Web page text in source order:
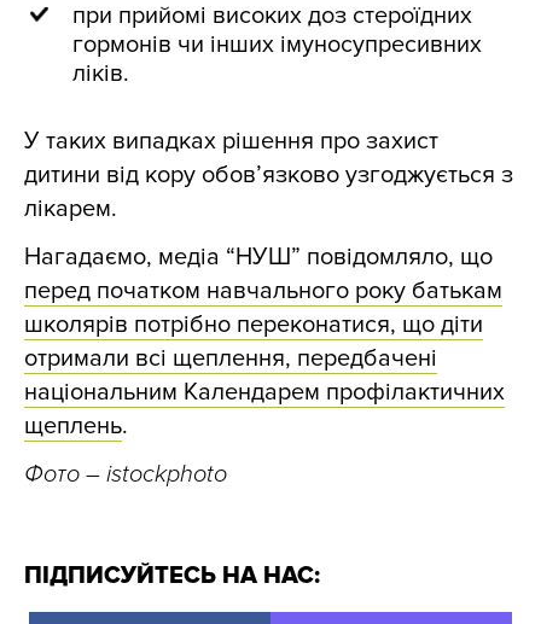
при прийомі високих доз стероїдних
гормонів чи інших імуносупресивних
ліків.
У таких випадках рішення про захист
дитини від кору обов’язково узгоджується з
лікарем.
Нагадаємо, медіа “НУШ” повідомляло, що
перед початком навчального року батькам
школярів потрібно переконатися, що діти
отримали всі щеплення, передбачені
національним Календарем профілактичних
щеплень.
Фото – istockphoto
ПІДПИСУЙТЕСЬ НА НАС: